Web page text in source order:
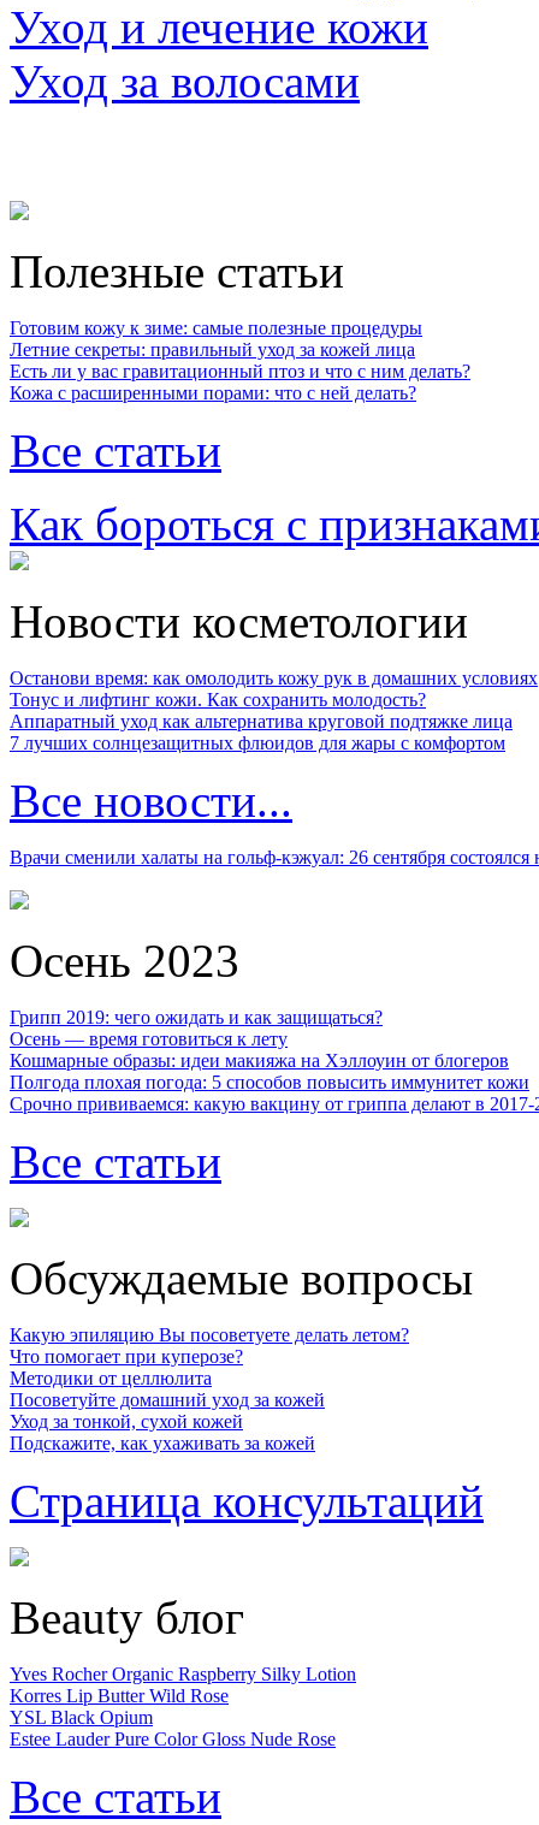
Уход и лечение кожи
Уход за волосами
Полезные статьи
Готовим кожу к зиме: самые полезные процедуры
Летние секреты: правильный уход за кожей лица
Есть ли у вас гравитационный птоз и что с ним делать?
Кожа с расширенными порами: что с ней делать?
Все статьи
Как бороться с
Новости косметологии
Останови время: как омолодить кожу рук в домашних условиях
Тонус и лифтинг кожи. Как сохранить молодость?
Аппаратный уход как альтернатива круговой подтяжке лица
7 лучших солнцезащитных флюидов для жары с комфортом
Все новости...
Врачи сменили халаты на гольф-кэжуал: 26 сентября
Осень 2023
Грипп 2019: чего ожидать и как защищаться?
Осень — время готовиться к лету
Кошмарные образы: идеи макияжа на Хэллоуин от блогеров
Полгода плохая погода: 5 способов повысить иммунитет кожи
Срочно прививаемся: какую вакцину от гриппа делают в 2017-
Все статьи
Обсуждаемые вопросы
Какую эпиляцию Вы посоветуете делать летом?
Что помогает при куперозе?
Методики от целлюлита
Посоветуйте домашний уход за кожей
Уход за тонкой, сухой кожей
Подскажите, как ухаживать за кожей
Страница консультаций
Beauty блог
Yves Rocher Organic Raspberry Silky Lotion
Korres Lip Butter Wild Rose
YSL Black Opium
Estee Lauder Pure Color Gloss Nude Rose
Все статьи